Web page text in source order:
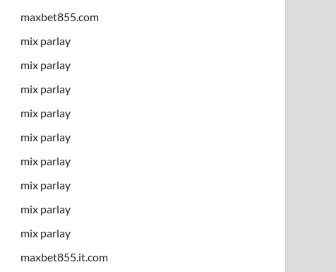
maxbet855.com
mix parlay
mix parlay
mix parlay
mix parlay
mix parlay
mix parlay
mix parlay
mix parlay
mix parlay
maxbet855.it.com